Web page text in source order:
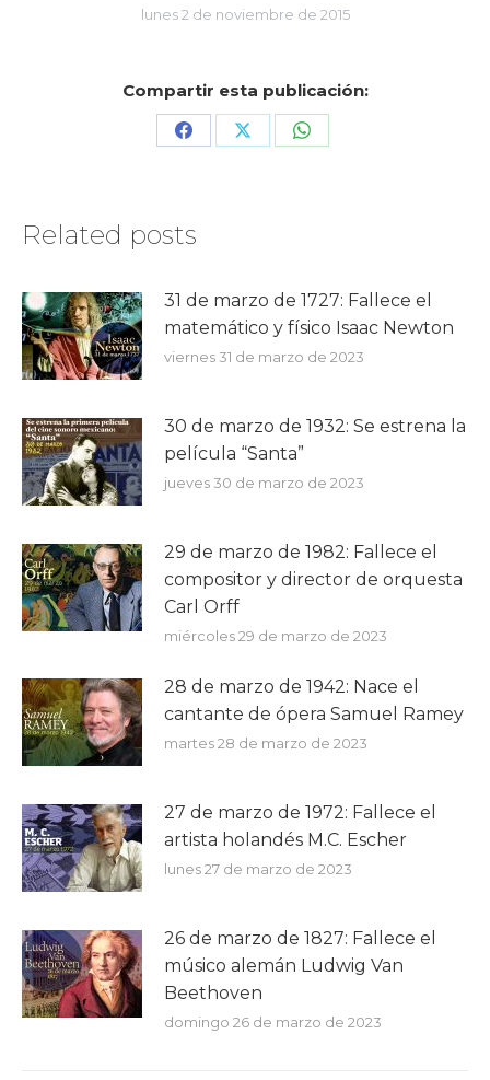
lunes 2 de noviembre de 2015
Compartir esta publicación:
Share Share Share
Related posts
31 de marzo de 1727: Fallece el
matemático y físico Isaac Newton
viernes 31 de marzo de 2023
30 de marzo de 1932: Se estrena la
película “Santa”
jueves 30 de marzo de 2023
29 de marzo de 1982: Fallece el
compositor y director de orquesta
Carl Orff
miércoles 29 de marzo de 2023
28 de marzo de 1942: Nace el
cantante de ópera Samuel Ramey
martes 28 de marzo de 2023
27 de marzo de 1972: Fallece el
artista holandés M.C. Escher
lunes 27 de marzo de 2023
26 de marzo de 1827: Fallece el
músico alemán Ludwig Van
Beethoven
domingo 26 de marzo de 2023